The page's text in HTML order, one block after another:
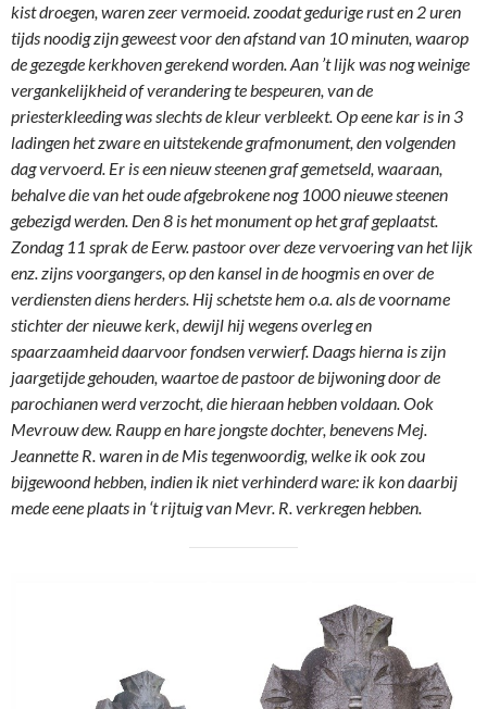
kist droegen, waren zeer vermoeid. zoodat gedurige rust en 2 uren
tijds noodig zijn geweest voor den afstand van 10 minuten, waarop
de gezegde kerkhoven gerekend worden. Aan ’t lijk was nog weinige
vergankelijkheid of verandering te bespeuren, van de
priesterkleeding was slechts de kleur verbleekt. Op eene kar is in 3
ladingen het zware en uitstekende grafmonument, den volgenden
dag vervoerd. Er is een nieuw steenen graf gemetseld, waaraan,
behalve die van het oude afgebrokene nog 1000 nieuwe steenen
gebezigd werden. Den 8 is het monument op het graf geplaatst.
Zondag 11 sprak de Eerw. pastoor over deze vervoering van het lijk
enz. zijns voorgangers, op den kansel in de hoogmis en over de
verdiensten diens herders. Hij schetste hem o.a. als de voorname
stichter der nieuwe kerk, dewijl hij wegens overleg en
spaarzaamheid daarvoor fondsen verwierf. Daags hierna is zijn
jaargetijde gehouden, waartoe de pastoor de bijwoning door de
parochianen werd verzocht, die hieraan hebben voldaan. Ook
Mevrouw dew. Raupp en hare jongste dochter, benevens Mej.
Jeannette R. waren in de Mis tegenwoordig, welke ik ook zou
bijgewoond hebben, indien ik niet verhinderd ware: ik kon daarbij
mede eene plaats in ‘t rijtuig van Mevr. R. verkregen hebben.